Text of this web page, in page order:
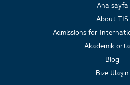
Ana sayfa
About TIS
Admissions for
Akademik
Blog
Bize Ulaşın